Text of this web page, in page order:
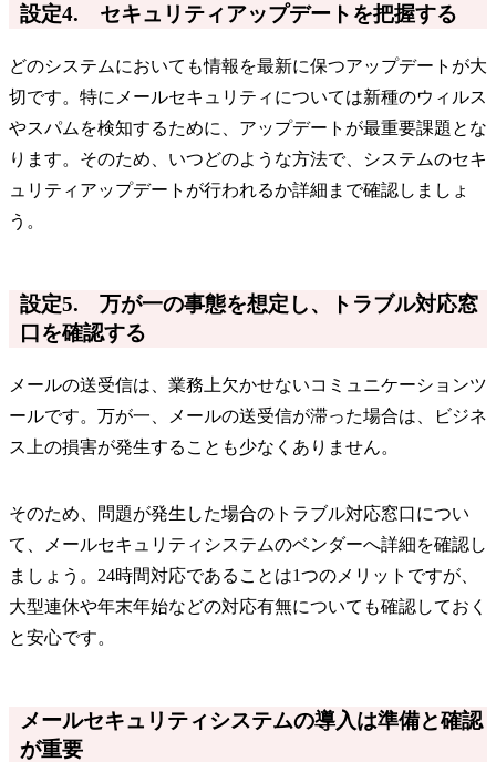
設定4. セキュリティアップデートを把握する
どのシステムにおいても情報を最新に保つアップデートが大
切です。特にメールセキュリティについては新種のウィルス
やスパムを検知するために、アップデートが最重要課題とな
ります。そのため、いつどのような方法で、システムのセキ
ュリティアップデートが行われるか詳細まで確認しましょ
う。
設定5. 万が一の事態を想定し、トラブル対応窓
口を確認する
メールの送受信は、業務上欠かせないコミュニケーションツ
ールです。万が一、メールの送受信が滞った場合は、ビジネ
ス上の損害が発生することも少なくありません。
そのため、問題が発生した場合のトラブル対応窓口につい
て、メールセキュリティシステムのベンダーへ詳細を確認し
ましょう。24時間対応であることは1つのメリットですが、
大型連休や年末年始などの対応有無についても確認しておく
と安心です。
メールセキュリティシステムの導入は準備と確認
が重要